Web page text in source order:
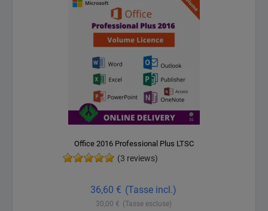
Office 2016 Professional Plus LTSC
(3 reviews)
36,60 € (Tasse incl.)
30,00 € (Tasse escluse)